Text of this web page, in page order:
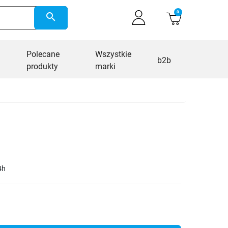
search 0
Polecane
produkty
Wszystkie
marki
b2b